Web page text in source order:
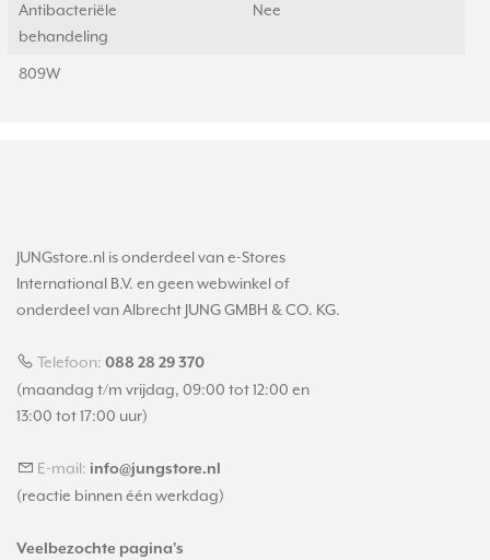
Antibacteriële
behandeling
Nee
809W
JUNGstore.nl is onderdeel van e-Stores
International B.V. en geen webwinkel of
onderdeel van Albrecht JUNG GMBH & CO. KG.
Telefoon: 088 28 29 370
(maandag t/m vrijdag, 09:00 tot 12:00 en
13:00 tot 17:00 uur)
E-mail: info@jungstore.nl
(reactie binnen één werkdag)
Veelbezochte pagina's